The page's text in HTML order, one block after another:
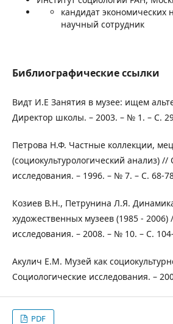
кандидат экономических
научный сотрудник
Библиографические ссылки
Видт И.Е Занятия в музее: ищем
Директор школы. – 2003. – № 1. – С.
Петрова Н.Ф. Частные коллекции,
(социокультурологический анализ) //
исследования. – 1996. – № 7. – С. 68-
Козиев В.Н., Петрунина Л.Я.
художественных музеев (1985 -
исследования. – 2008. – № 10. – С.
Акулич Е.М. Музей как
Социологические исследования. –
PDF